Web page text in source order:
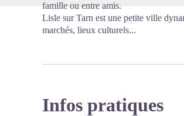
famille ou entre amis.
Lisle sur Tarn est une petite ville
marchés, lieux culturels...
Infos pratiques